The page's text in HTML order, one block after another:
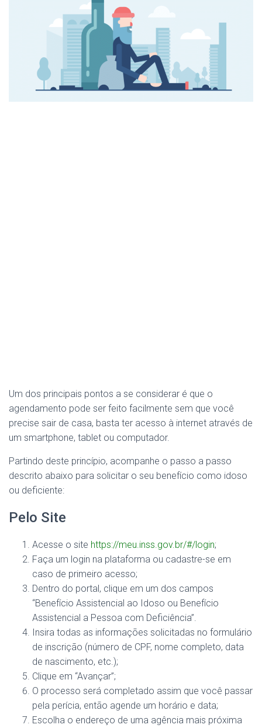
Um dos principais pontos a se considerar é que o
agendamento pode ser feito facilmente sem que você
precise sair de casa, basta ter acesso à internet através de
um smartphone, tablet ou computador.
Partindo deste princípio, acompanhe o passo a passo
descrito abaixo para solicitar o seu benefício como idoso
ou deficiente:
Pelo Site
Acesse o site https://meu.inss.gov.br/#/login;
Faça um login na plataforma ou cadastre-se em
caso de primeiro acesso;
Dentro do portal, clique em um dos campos
“Benefício Assistencial ao Idoso ou Benefício
Assistencial a Pessoa com Deficiência”.
Insira todas as informações solicitadas no formulário
de inscrição (número de CPF, nome completo, data
de nascimento, etc.);
Clique em “Avançar”;
O processo será completado assim que você passar
pela perícia, então agende um horário e data;
Escolha o endereço de uma agência mais próxima